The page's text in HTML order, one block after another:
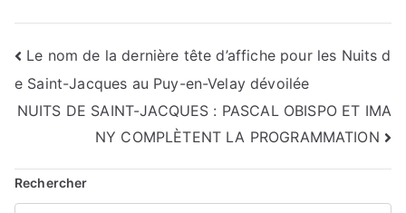
Navigation
de
l’article
Le nom de la dernière tête d’affiche pour les Nuits d
e Saint-Jacques au Puy-en-Velay dévoilée
NUITS DE SAINT-JACQUES : PASCAL OBISPO ET IMA
NY COMPLÈTENT LA PROGRAMMATION
Rechercher